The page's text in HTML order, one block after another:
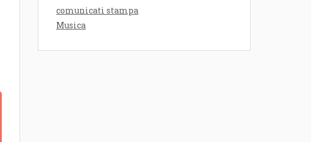
comunicati stampa
Musica